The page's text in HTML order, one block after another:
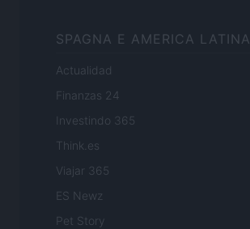
SPAGNA E AMERICA LATINA
Actualidad
Finanzas 24
Investindo 365
Think.es
Viajar 365
ES Newz
Pet Story